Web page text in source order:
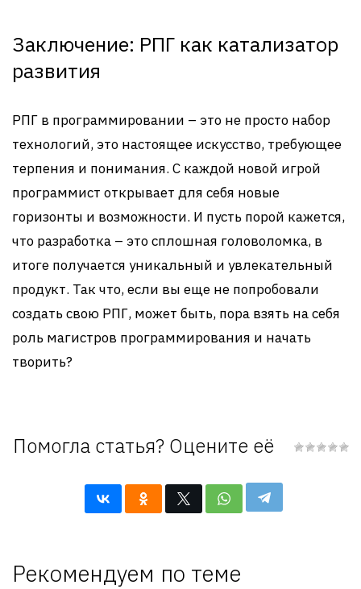
Заключение: РПГ как катализатор
развития
РПГ в программировании – это не просто набор
технологий, это настоящее искусство, требующее
терпения и понимания. С каждой новой игрой
программист открывает для себя новые
горизонты и возможности. И пусть порой кажется,
что разработка – это сплошная головоломка, в
итоге получается уникальный и увлекательный
продукт. Так что, если вы еще не попробовали
создать свою РПГ, может быть, пора взять на себя
роль магистров программирования и начать
творить?
Помогла статья? Оцените её
Рекомендуем по теме